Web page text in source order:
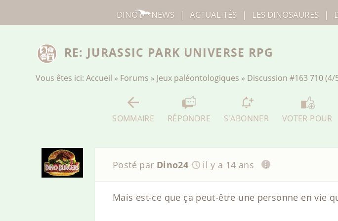
RE: JURASSIC PARK UNIVERSE RPG
Vous êtes ici: Accueil » Forums » Jeux paléontologiques » Discussion #163 710 (4/
SOMMAIRE RÉPONDRE S'ABONNER VOTER POUR
Posté par Dino24 il y a 14 ans
Mais est-ce que ça peut-être une personne en vie
DINO NEWS | ACTUALITÉS | LES DINOSAURES |